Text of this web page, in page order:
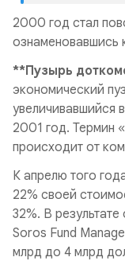
2000 год стал
ознаменовавшись
**Пузырь
экономический
увеличивавшийся
2001 год. Термин
происходит от
К апрелю того
22% своей
32%. В
Soros Fund
млрд до 4 млрд